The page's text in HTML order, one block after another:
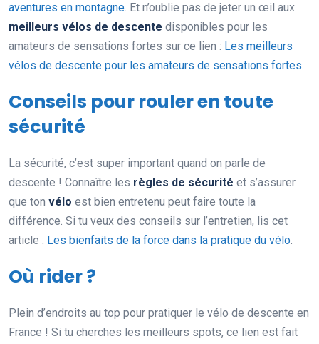
aventures en montagne. Et n’oublie pas de jeter un œil aux
meilleurs vélos de descente disponibles pour les
amateurs de sensations fortes sur ce lien : Les meilleurs
vélos de descente pour les amateurs de sensations fortes.
Conseils pour rouler en toute
sécurité
La sécurité, c’est super important quand on parle de
descente ! Connaître les règles de sécurité et s’assurer
que ton vélo est bien entretenu peut faire toute la
différence. Si tu veux des conseils sur l’entretien, lis cet
article : Les bienfaits de la force dans la pratique du vélo.
Où rider ?
Plein d’endroits au top pour pratiquer le vélo de descente en
France ! Si tu cherches les meilleurs spots, ce lien est fait